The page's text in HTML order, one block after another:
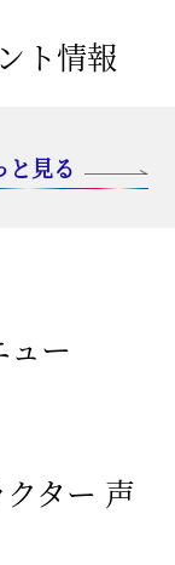
ト情報
と見る
ー
ター 声